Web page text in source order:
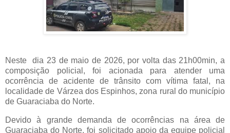
Neste dia 23 de maio de 2026, por volta das 21h00min, a
composição policial, foi acionada para atender uma
ocorrência de acidente de trânsito com vítima fatal, na
localidade de Várzea dos Espinhos, zona rural do município
de Guaraciaba do Norte.
Devido à grande demanda de ocorrências na área de
Guaraciaba do Norte, foi solicitado apoio da equipe policial